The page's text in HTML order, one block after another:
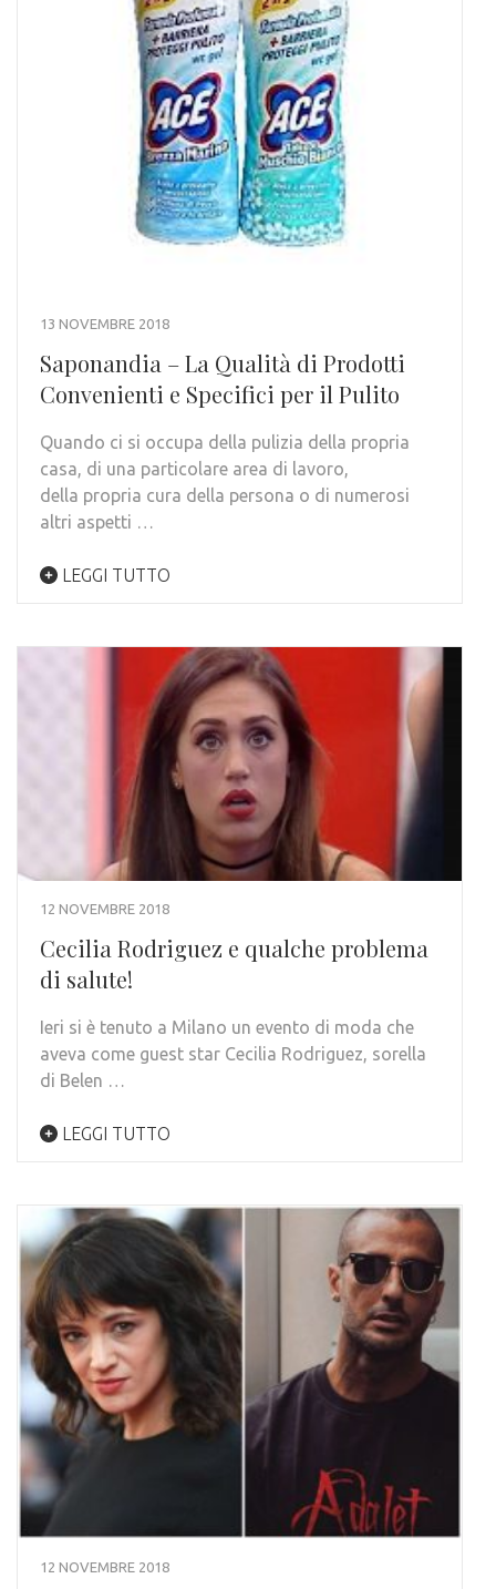
13 NOVEMBRE 2018
Saponandia – La Qualità di Prodotti
Convenienti e Specifici per il Pulito
Quando ci si occupa della pulizia della propria
casa, di una particolare area di lavoro,
della propria cura della persona o di numerosi
altri aspetti …
LEGGI TUTTO
12 NOVEMBRE 2018
Cecilia Rodriguez e qualche problema
di salute!
Ieri si è tenuto a Milano un evento di moda che
aveva come guest star Cecilia Rodriguez, sorella
di Belen …
LEGGI TUTTO
12 NOVEMBRE 2018